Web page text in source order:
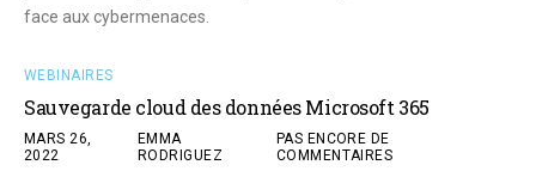
face aux cybermenaces.
WEBINAIRES
Sauvegarde cloud des données Microsoft 365
MARS 26,
2022
EMMA
RODRIGUEZ
PAS ENCORE DE
COMMENTAIRES